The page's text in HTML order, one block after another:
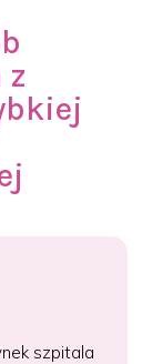
z
szpitala